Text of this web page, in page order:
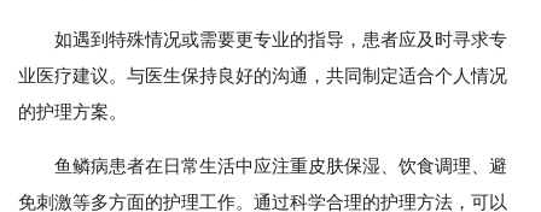
如遇到特殊情况或需要更专业的指导，患者应及时寻求专
业医疗建议。与医生保持良好的沟通，共同制定适合个人情况
的护理方案。
鱼鳞病患者在日常生活中应注重皮肤保湿、饮食调理、避
免刺激等多方面的护理工作。通过科学合理的护理方法，可以